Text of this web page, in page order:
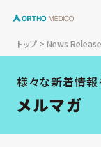
トップ> News Release
様々な新着情報
メルマガ